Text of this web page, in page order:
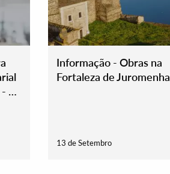
11
Informação - Obras na
Fortaleza de Juromenha
13 de Setembro